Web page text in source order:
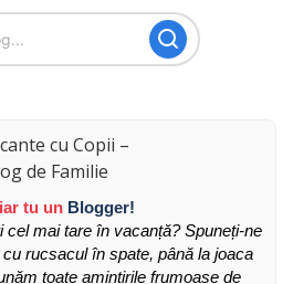
tu un Blogger!
cel mai tare în vacanță? Spuneți-ne
rucsacul în spate, până la joaca
toate amintirile frumoase de